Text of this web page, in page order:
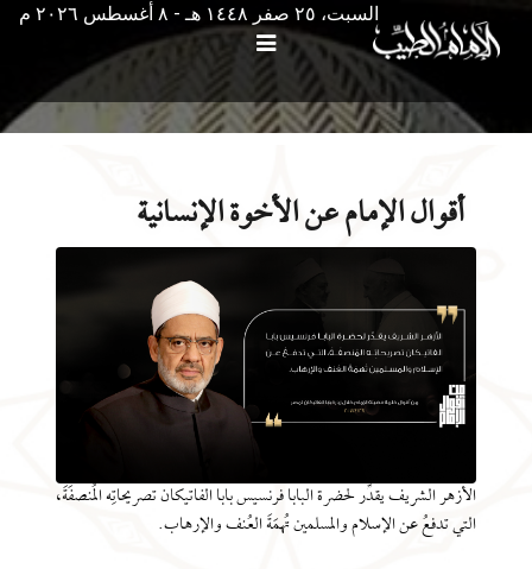
السبت، ٢٥ صفر ١٤٤٨ هـ - ۸ أغسطس ۲۰۲٦ م
أقوال الإمام عن الأخوة الإنسانية
الأزهر الشريف يقدِّر لحضرة البابا فرنسيس بابا الفاتيكان تصريحاتِه المُنصفَةَ،
التي تدفعُ عن الإسلام والمسلمين تُهمَةَ العُنف والإرهاب.